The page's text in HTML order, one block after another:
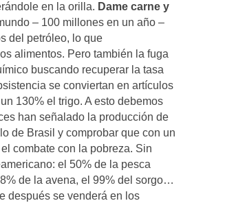
en la orilla. Dame carne y
– 100 millones en un año –
del petróleo, lo que
alimentos. Pero también la fuga
buscando recuperar la tasa
se conviertan en artículos
130% el trigo. A esto debemos
han señalado la producción de
de Brasil y comprobar que con un
combate con la pobreza. Sin
el 50% de la pesca
de la avena, el 99% del sorgo…
después se venderá en los